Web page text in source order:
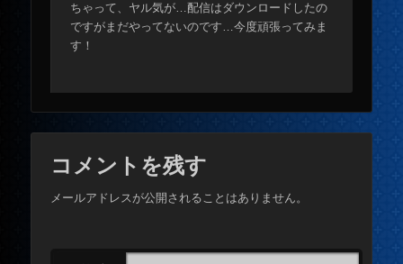
ちゃって、ヤル気が…配信はダウンロードしたの
ですがまだやってないのです…今度頑張ってみま
す！
コメントを残す
メールアドレスが公開されることはありません。